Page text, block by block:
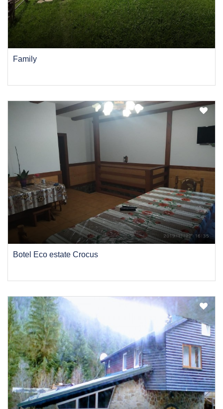
Family
Botel Eco estate Crocus